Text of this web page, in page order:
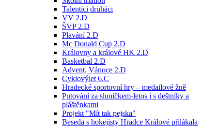
Talentíci druháci
VV 2.D
ŠVP 2.D
Plavání 2.D
Mc Donald Cup 2.D
Královny a králové HK 2.D
Basketbal 2.D
Advent, Vánoce 2.D
Cyklovýlet 6.C
Hradecké sportovní hry – medailové žně
Putování za sluníčkem-letos i s deštníky a
pláštěnkami
Projekt "Mít tak pejska"
Beseda s hokejisty Hradce Králové přilákala